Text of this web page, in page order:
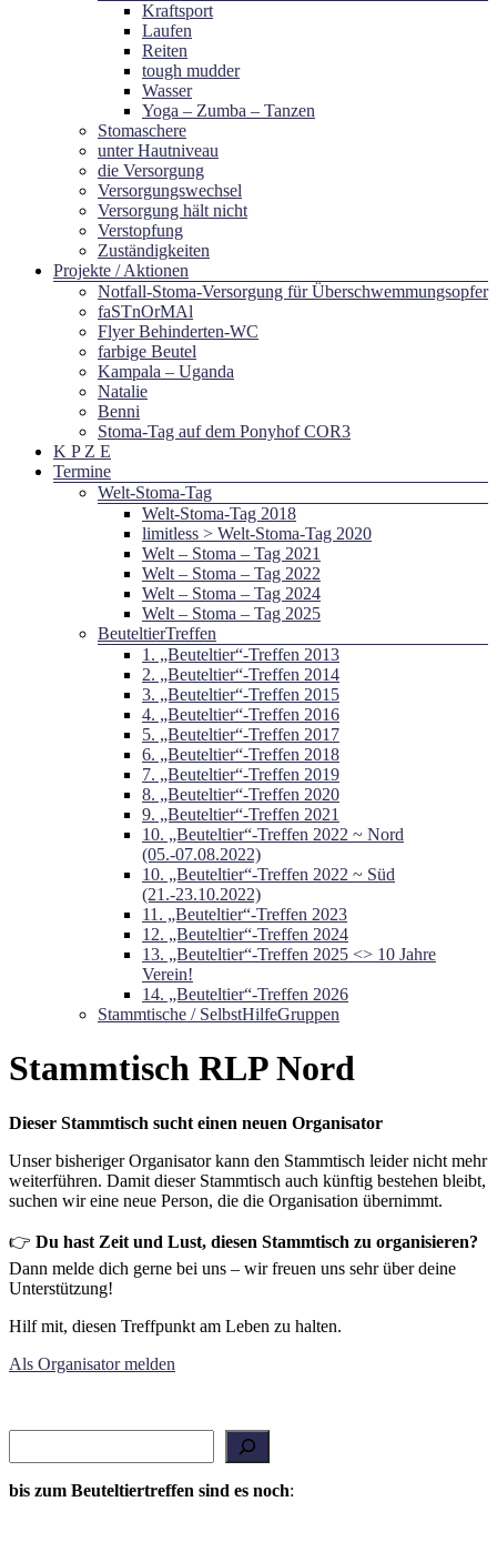
Kraftsport
Laufen
Reiten
tough mudder
Wasser
Yoga – Zumba – Tanzen
Stomaschere
unter Hautniveau
die Versorgung
Versorgungswechsel
Versorgung hält nicht
Verstopfung
Zuständigkeiten
Projekte / Aktionen
Notfall-Stoma-Versorgung für Überschwemmungsopfer
faSTnOrMAl
Flyer Behinderten-WC
farbige Beutel
Kampala – Uganda
Natalie
Benni
Stoma-Tag auf dem Ponyhof COR3
K P Z E
Termine
Welt-Stoma-Tag
Welt-Stoma-Tag 2018
limitless > Welt-Stoma-Tag 2020
Welt – Stoma – Tag 2021
Welt – Stoma – Tag 2022
Welt – Stoma – Tag 2024
Welt – Stoma – Tag 2025
BeuteltierTreffen
1. „Beuteltier“-Treffen 2013
2. „Beuteltier“-Treffen 2014
3. „Beuteltier“-Treffen 2015
4. „Beuteltier“-Treffen 2016
5. „Beuteltier“-Treffen 2017
6. „Beuteltier“-Treffen 2018
7. „Beuteltier“-Treffen 2019
8. „Beuteltier“-Treffen 2020
9. „Beuteltier“-Treffen 2021
10. „Beuteltier“-Treffen 2022 ~ Nord
(05.-07.08.2022)
10. „Beuteltier“-Treffen 2022 ~ Süd
(21.-23.10.2022)
11. „Beuteltier“-Treffen 2023
12. „Beuteltier“-Treffen 2024
13. „Beuteltier“-Treffen 2025 <> 10 Jahre
Verein!
14. „Beuteltier“-Treffen 2026
Stammtische / SelbstHilfeGruppen
Stammtisch RLP Nord
Dieser Stammtisch sucht einen neuen Organisator
Unser bisheriger Organisator kann den Stammtisch leider nicht mehr
weiterführen. Damit dieser Stammtisch auch künftig bestehen bleibt,
suchen wir eine neue Person, die die Organisation übernimmt.
👉 Du hast Zeit und Lust, diesen Stammtisch zu organisieren?
Dann melde dich gerne bei uns – wir freuen uns sehr über deine
Unterstützung!
Hilf mit, diesen Treffpunkt am Leben zu halten.
Als Organisator melden
bis zum Beuteltiertreffen sind es noch: